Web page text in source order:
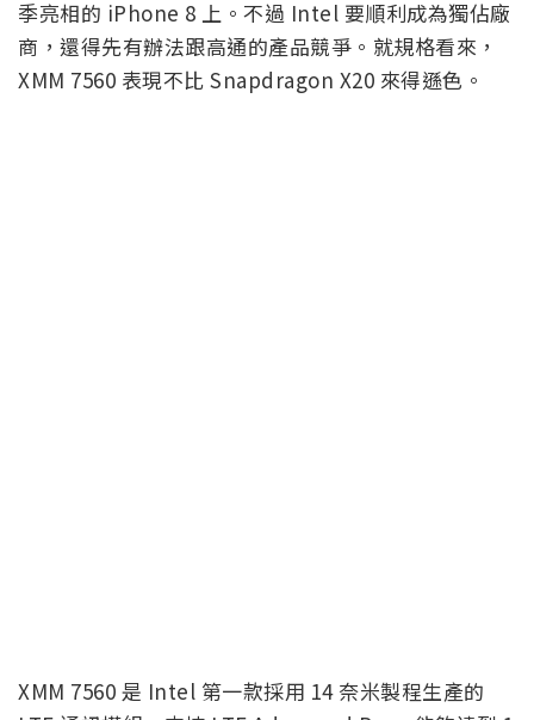
季亮相的 iPhone 8 上。不過 Intel 要順利成為獨佔廠
商，還得先有辦法跟高通的產品競爭。就規格看來，
XMM 7560 表現不比 Snapdragon X20 來得遜色。
XMM 7560 是 Intel 第一款採用 14 奈米製程生產的